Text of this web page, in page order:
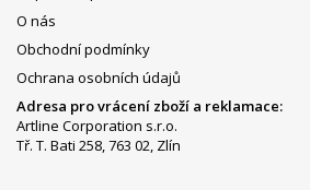
O nás
Obchodní podmínky
Ochrana osobních údajů
Adresa pro vrácení zboží a reklamace:
Artline Corporation s.r.o.
Tř. T. Bati 258, 763 02, Zlín